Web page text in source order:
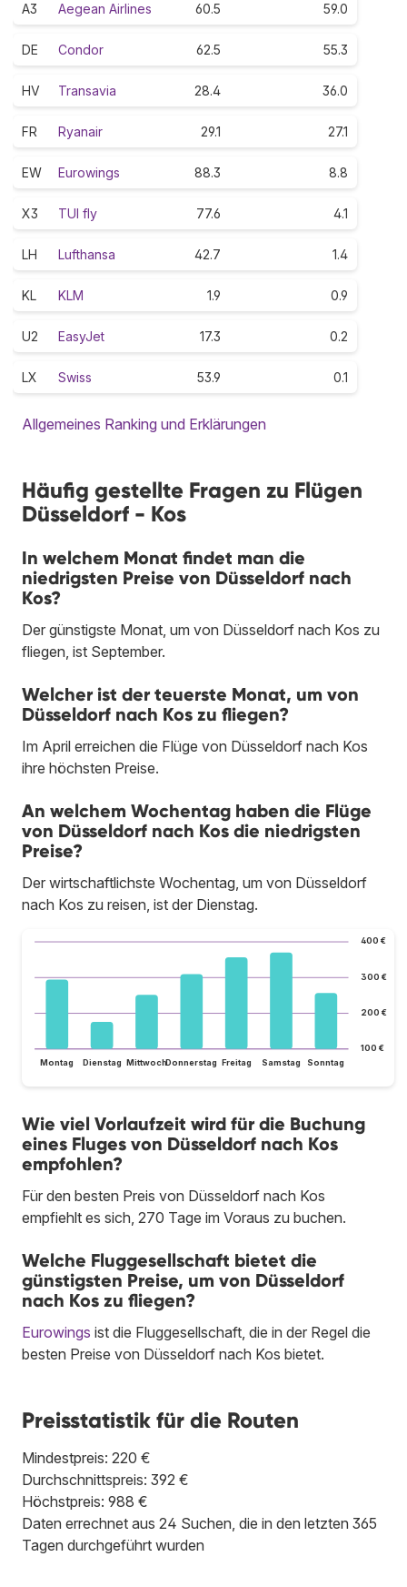
A3 Aegean Airlines 60.5 59.0
DE Condor 62.5 55.3
HV Transavia 28.4 36.0
FR Ryanair 29.1 27.1
EW Eurowings 88.3 8.8
X3 TUI fly 77.6 4.1
LH Lufthansa 42.7 1.4
KL KLM 1.9 0.9
U2 EasyJet 17.3 0.2
LX Swiss 53.9 0.1
Allgemeines Ranking und Erklärungen
Häufig gestellte Fragen zu Flügen
Düsseldorf - Kos
In welchem Monat findet man die
niedrigsten Preise von Düsseldorf nach
Kos?
Der günstigste Monat, um von Düsseldorf nach Kos zu
fliegen, ist September.
Welcher ist der teuerste Monat, um von
Düsseldorf nach Kos zu fliegen?
Im April erreichen die Flüge von Düsseldorf nach Kos
ihre höchsten Preise.
An welchem Wochentag haben die Flüge
von Düsseldorf nach Kos die niedrigsten
Preise?
Der wirtschaftlichste Wochentag, um von Düsseldorf
nach Kos zu reisen, ist der Dienstag.
100 €
200 €
300 €
400 €
Montag Dienstag MittwochDonnerstag Freitag Samstag Sonntag
Wie viel Vorlaufzeit wird für die Buchung
eines Fluges von Düsseldorf nach Kos
empfohlen?
Für den besten Preis von Düsseldorf nach Kos
empfiehlt es sich, 270 Tage im Voraus zu buchen.
Welche Fluggesellschaft bietet die
günstigsten Preise, um von Düsseldorf
nach Kos zu fliegen?
Eurowings ist die Fluggesellschaft, die in der Regel die
besten Preise von Düsseldorf nach Kos bietet.
Preisstatistik für die Routen
Mindestpreis: 220 €
Durchschnittspreis: 392 €
Höchstpreis: 988 €
Daten errechnet aus 24 Suchen, die in den letzten 365
Tagen durchgeführt wurden